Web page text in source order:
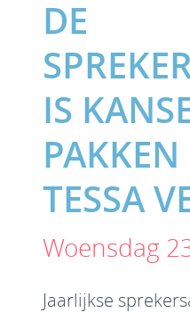
DE
IS
TESSA
Woensdag
Jaarlijkse